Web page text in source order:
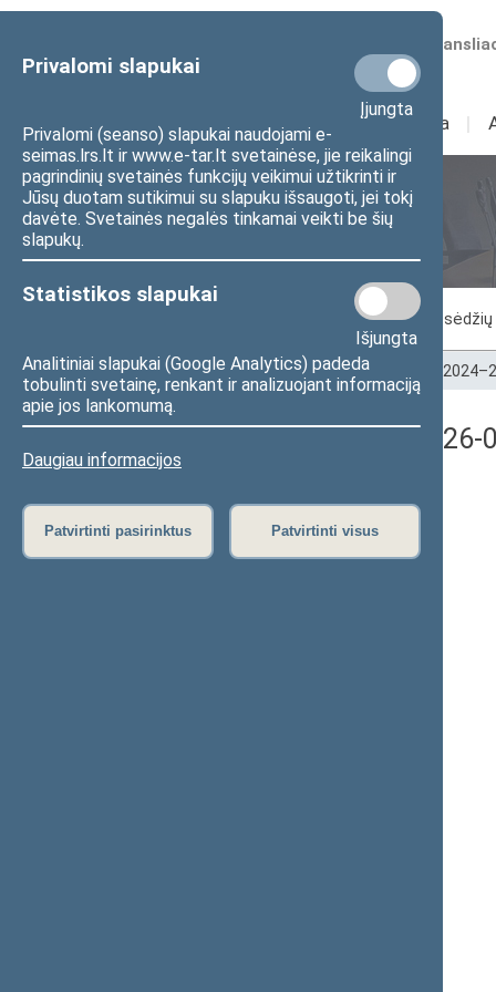
Privalomi slapukai
Įjungta
Privalomi (seanso) slapukai naudojami e-
seimas.lrs.lt ir www.e-tar.lt svetainėse, jie reikalingi
pagrindinių svetainės funkcijų veikimui užtikrinti ir
Jūsų duotam sutikimui su slapuku išsaugoti, jei tokį
davėte. Svetainės negalės tinkamai veikti be šių
slapukų.
Statistikos slapukai
Išjungta
Analitiniai slapukai (Google Analytics) padeda
tobulinti svetainę, renkant ir analizuojant informaciją
apie jos lankomumą.
Daugiau informacijos
Patvirtinti pasirinktus Patvirtinti visus
Numatomos
Sudėtis Veikla I
Seimo posėdžiai
Posėdžiai
Pradžia>Seimo posėdžiai>Kadencijos
5 eilinė Seimo sesija (2026-